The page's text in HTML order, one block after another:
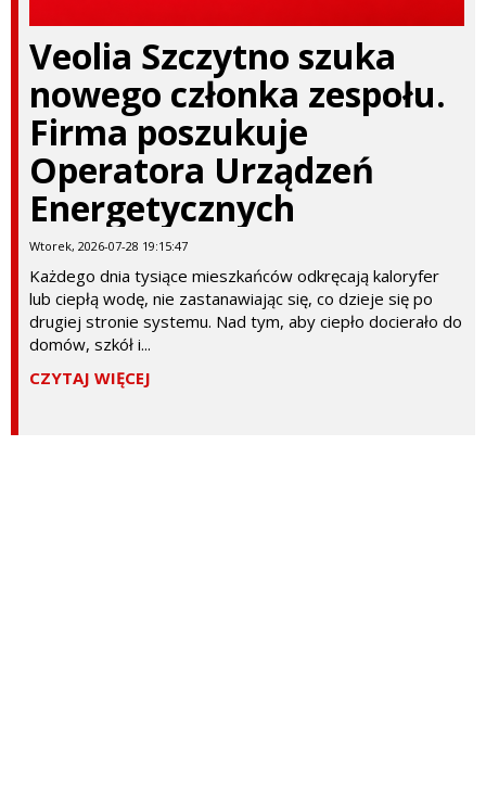
Veolia Szczytno szuka
nowego członka zespołu.
Firma poszukuje
Operatora Urządzeń
Energetycznych
Wtorek, 2026-07-28 19:15:47
Każdego dnia tysiące mieszkańców odkręcają kaloryfer
lub ciepłą wodę, nie zastanawiając się, co dzieje się po
drugiej stronie systemu. Nad tym, aby ciepło docierało do
domów, szkół i...
CZYTAJ WIĘCEJ